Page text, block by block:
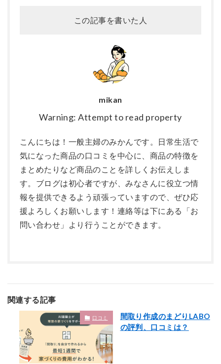
この記事を書いた人
mikan
Warning: Attempt to read property
こんにちは！一般主婦のみかんです。日常生活で
気になった商品の口コミを中心に、商品の特徴を
まとめたりなど商品のことを詳しくお伝えしま
す。ブログは初心者ですが、みなさんに役立つ情
報を提供できるよう頑張っていますので、ぜひ応
援よろしくお願いします！連絡等は下にある「お
問い合わせ」より行うことができます。
関連する記事
口コミ
間取り作成のまどりLABO
の評判、口コミは？